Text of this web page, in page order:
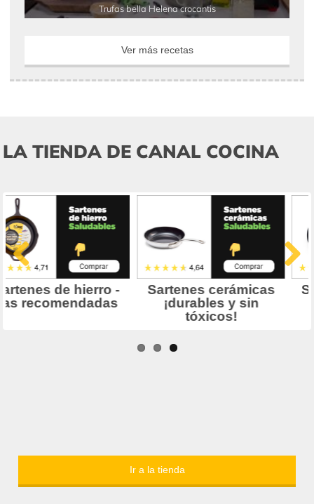
Trufas bella Helena crocantis
Ver más recetas
LA TIENDA DE CANAL COCINA
Ir a la tienda